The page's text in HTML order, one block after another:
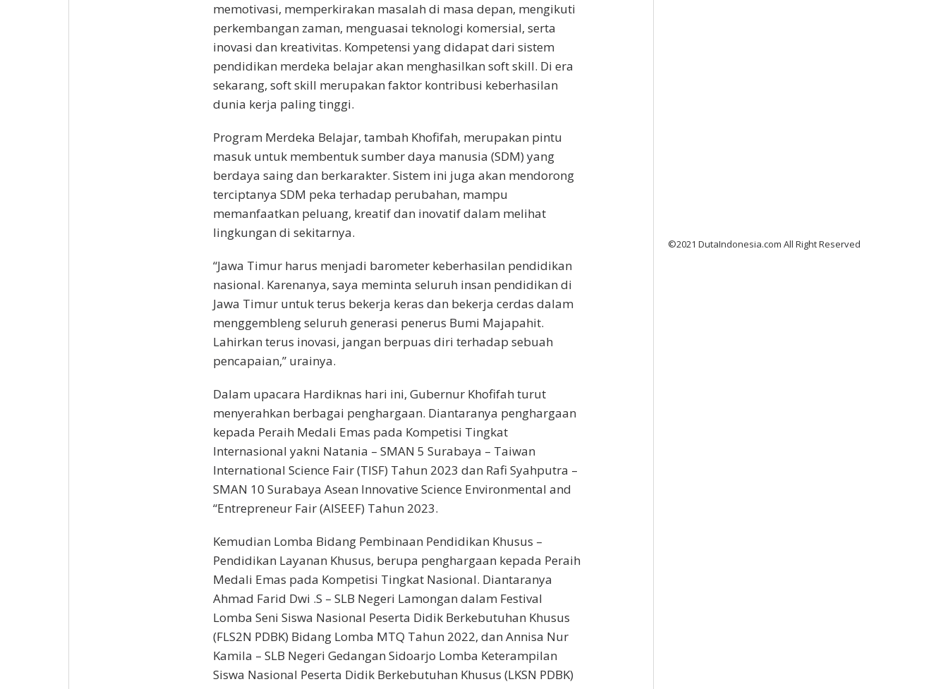
memotivasi, memperkirakan masalah di masa depan, mengikuti
perkembangan zaman, menguasai teknologi komersial, serta
inovasi dan kreativitas. Kompetensi yang didapat dari sistem
pendidikan merdeka belajar akan menghasilkan soft skill. Di era
sekarang, soft skill merupakan faktor kontribusi keberhasilan
dunia kerja paling tinggi.
Program Merdeka Belajar, tambah Khofifah, merupakan pintu
masuk untuk membentuk sumber daya manusia (SDM) yang
berdaya saing dan berkarakter. Sistem ini juga akan mendorong
terciptanya SDM peka terhadap perubahan, mampu
memanfaatkan peluang, kreatif dan inovatif dalam melihat
lingkungan di sekitarnya.
“Jawa Timur harus menjadi barometer keberhasilan pendidikan
nasional. Karenanya, saya meminta seluruh insan pendidikan di
Jawa Timur untuk terus bekerja keras dan bekerja cerdas dalam
menggembleng seluruh generasi penerus Bumi Majapahit.
Lahirkan terus inovasi, jangan berpuas diri terhadap sebuah
pencapaian,” urainya.
Dalam upacara Hardiknas hari ini, Gubernur Khofifah turut
menyerahkan berbagai penghargaan. Diantaranya penghargaan
kepada Peraih Medali Emas pada Kompetisi Tingkat
Internasional yakni Natania – SMAN 5 Surabaya – Taiwan
International Science Fair (TISF) Tahun 2023 dan Rafi Syahputra –
SMAN 10 Surabaya Asean Innovative Science Environmental and
“Entrepreneur Fair (AISEEF) Tahun 2023.
Kemudian Lomba Bidang Pembinaan Pendidikan Khusus –
Pendidikan Layanan Khusus, berupa penghargaan kepada Peraih
Medali Emas pada Kompetisi Tingkat Nasional. Diantaranya
Ahmad Farid Dwi .S – SLB Negeri Lamongan dalam Festival
Lomba Seni Siswa Nasional Peserta Didik Berkebutuhan Khusus
(FLS2N PDBK) Bidang Lomba MTQ Tahun 2022, dan Annisa Nur
Kamila – SLB Negeri Gedangan Sidoarjo Lomba Keterampilan
Siswa Nasional Peserta Didik Berkebutuhan Khusus (LKSN PDBK)
©2021 DutaIndonesia.com All Right Reserved